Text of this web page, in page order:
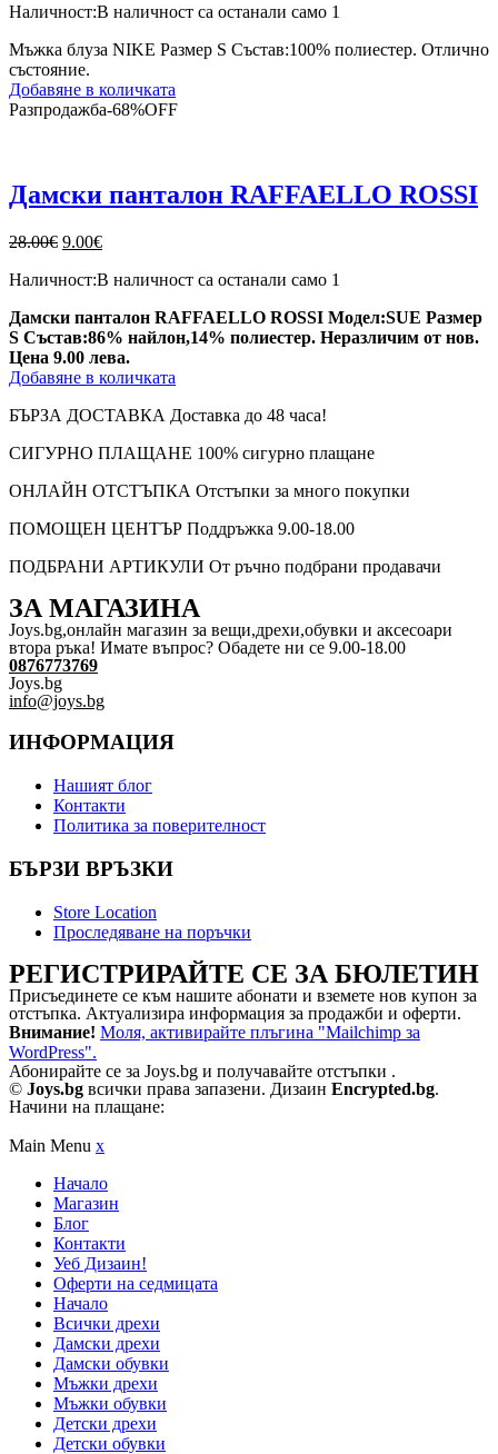
Наличност:В наличност са останали само 1
Мъжка блуза NIKE Размер S Състав:100% полиестер. Отлично
състояние.
Добавяне в количката
Разпродажба-68%OFF
Дамски панталон RAFFAELLO ROSSI
28.00€ Original
was:
9.00€Текущата
е:
Наличност:В наличност са останали само 1
Дамски панталон RAFFAELLO ROSSI Модел:SUE Размер
S Състав:86% найлон,14% полиестер. Неразличим от нов.
Цена 9.00 лева.
Добавяне в количката
БЪРЗА ДОСТАВКА Доставка до 48 часа!
СИГУРНО ПЛАЩАНЕ 100% сигурно плащане
ОНЛАЙН ОТСТЪПКА Отстъпки за много покупки
ПОМОЩЕН ЦЕНТЪР Поддръжка 9.00-18.00
ПОДБРАНИ АРТИКУЛИ От ръчно подбрани продавачи
ЗА МАГАЗИНА
Joys.bg,oнлайн магазин за вещи,дрехи,обувки и аксесоари
втора ръка! Имате въпрос? Обадете ни се 9.00-18.00
0876773769
Joys.bg
info@joys.bg
ИНФОРМАЦИЯ
Нашият блог
Контакти
Политика за поверителност
БЪРЗИ ВРЪЗКИ
Store Location
Проследяване на поръчки
РЕГИСТРИРАЙТЕ СЕ ЗА БЮЛЕТИН
Присъединете се към нашите абонати и вземете нов купон за
отстъпка. Актуализира информация за продажби и оферти.
Внимание! Моля, активирайте плъгина "Mailchimp за
WordPress".
Абонирайте се за Joys.bg и получавайте отстъпки .
© Joys.bg всички права запазени. Дизаин Encrypted.bg.
Начини на плащане:
Main Menu x
Начало
Магазин
Блог
Контакти
Уеб Дизаин!
Оферти на седмицата
Начало
Всички дрехи
Дамски дрехи
Дамски обувки
Мъжки дрехи
Мъжки обувки
Детски дрехи
Детски обувки